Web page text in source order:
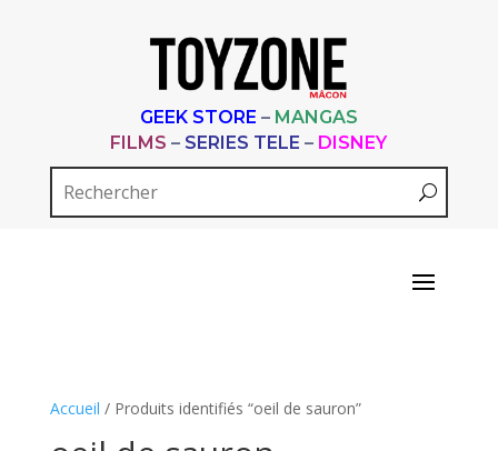
GEEK STORE – MANGAS
FILMS – SERIES TELE – DISNEY
Accueil / Produits identifiés “oeil de sauron”